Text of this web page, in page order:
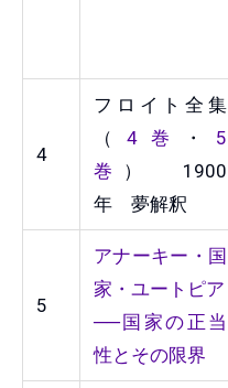
4
フロイト全集
（ 4巻 ・ 5
巻 ） 1900
年 夢解釈
5
アナーキー・国
家・ユートピア
──国家の正当
性とその限界